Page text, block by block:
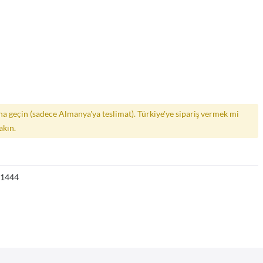
geçin (sadece Almanya'ya teslimat). Türkiye'ye sipariş vermek mi